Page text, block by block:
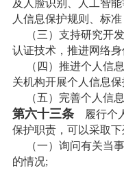
及人脸识别、人工智
人信息保护规则、标准
（三）支持研究开发
认证技术，推进网络身
（四）推进个人信息
关机构开展个人信息保
（五）完善个人信息
第六十三条履行个人
保护职责，可以采取下
（一）询问有关当事
的情况;